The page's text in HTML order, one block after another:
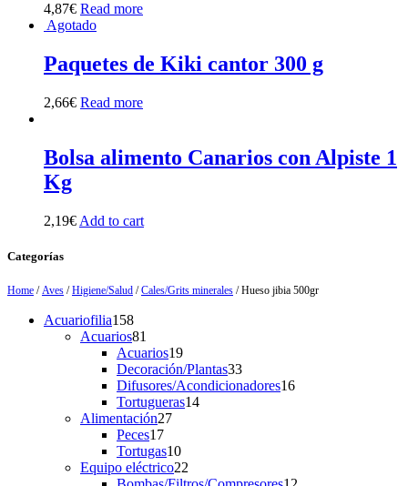
4,87€ Read more
Agotado
Paquetes de Kiki cantor 300 g
2,66€ Read more
Bolsa alimento Canarios con Alpiste 1
Kg
2,19€ Add to cart
Categorías
Home /Aves /Higiene/Salud /Cales/Grits minerales / Hueso jibia 500gr
Acuariofilia158158
products
Acuarios81
products
Acuarios1919
products
Decoración/Plantas3333
products
Difusores/Acondicionadores1616
Tortugueras1414
Alimentación2727
Peces1717
products
Tortugas1010
products
Equipo eléctrico22
products